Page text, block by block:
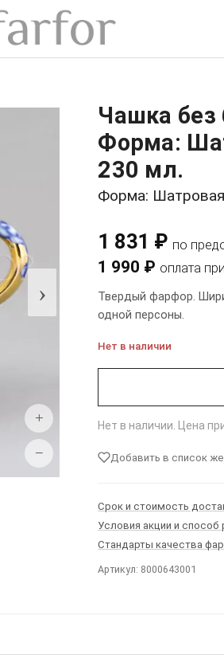
›
+
−
Чашка
Форма:
230 мл.
Форма: Шатровая
1 831 ₽ по
1 990 ₽ оплата
Твердый фарфор.
одной персоны.
Нет в наличии
Нет в наличии. Цена
Добавить в список
Срок и стоимость
Условия акции и способ
Стандарты качества
Артикул: 8000643001